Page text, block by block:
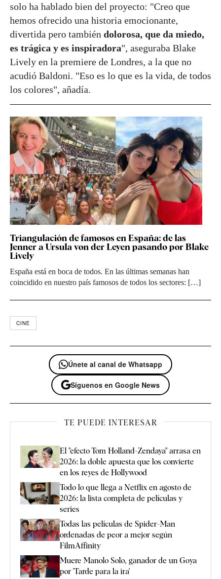
solo ha hablado bien del proyecto: "Creo que
hemos ofrecido una historia emocionante,
divertida pero también dolorosa, que da miedo,
es trágica y es inspiradora", aseguraba Blake
Lively en la premiere de Londres, a la que no
acudió Baldoni. "Eso es lo que es la vida, de todos
los colores", añadía.
Triangulación de famosos en España: de las
Jenner a Ursula von der Leyen pasando por Blake
Lively
España está en boca de todos. En las últimas semanas han
coincidido en nuestro país famosos de todos los sectores: […]
CINE
Únete al canal de Whatsapp
Síguenos en Google News
TE PUEDE INTERESAR
El "efecto Tom Holland-Zendaya" arrasa en
2026: la doble apuesta que los convierte
en los reyes de Hollywood
Todo lo que llega a Netflix en agosto de
2026: la lista completa de películas y
series
Todas las películas de Spider-Man
ordenadas de peor a mejor según
FilmAffinity
Muere Manolo Solo, ganador de un Goya
por 'Tarde para la ira'